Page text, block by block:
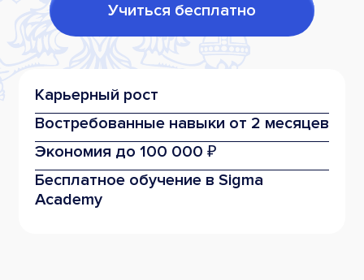
Учиться бесплатно
Карьерный рост
Востребованные навыки от 2 месяцев
Экономия до 100 000 ₽
Бесплатное обучение в Sigma
Academy